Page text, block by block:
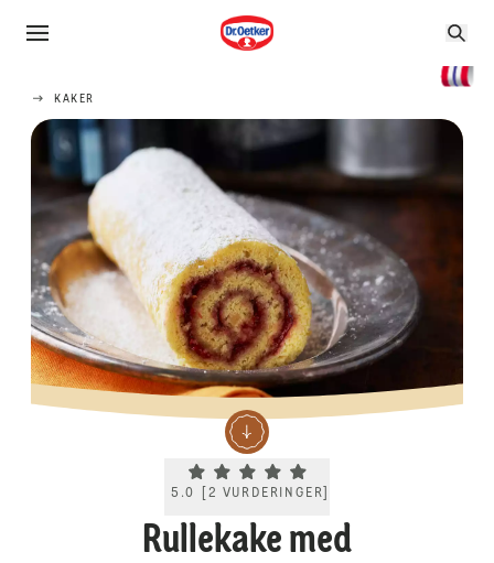
KAKER
Current rating 5.0. Click to rate.
5.0 2 VURDERINGER
Rullekake med